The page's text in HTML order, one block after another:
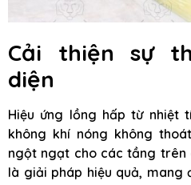
Cải thiện sự
diện
Hiệu ứng lồng hấp từ nhiệt
không khí nóng không
ngột ngạt cho các tầng trên
là giải pháp hiệu quả, mang